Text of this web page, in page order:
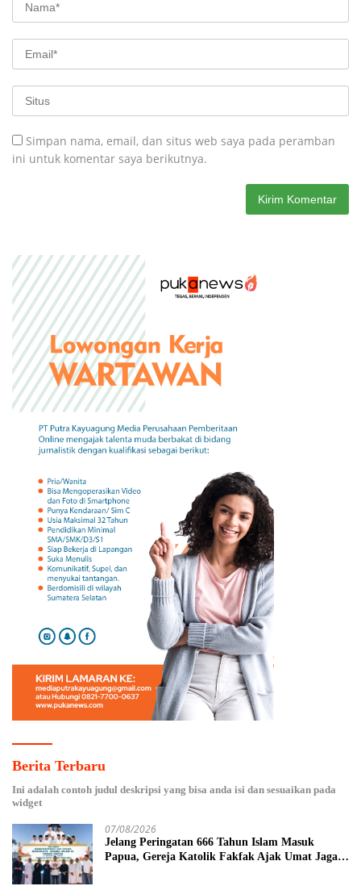
Simpan nama, email, dan situs web saya pada peramban
ini untuk komentar saya berikutnya.
Berita Terbaru
Ini adalah contoh judul deskripsi yang bisa anda isi dan sesuaikan pada
widget
07/08/2026
Jelang Peringatan 666 Tahun Islam Masuk
Papua, Gereja Katolik Fakfak Ajak Umat Jaga